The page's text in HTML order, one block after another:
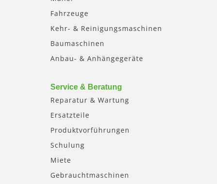
Fahrzeuge
Kehr- & Reinigungsmaschinen
Baumaschinen
Anbau- & Anhängegeräte
Service & Beratung
Reparatur & Wartung
Ersatzteile
Produktvorführungen
Schulung
Miete
Gebrauchtmaschinen